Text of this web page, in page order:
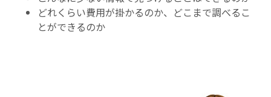
どれくらい費用が掛かるのか、どこまで調べるこ
とができるのか